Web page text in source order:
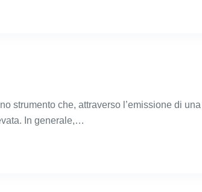
strumento che, attraverso l’emissione di
In generale,…